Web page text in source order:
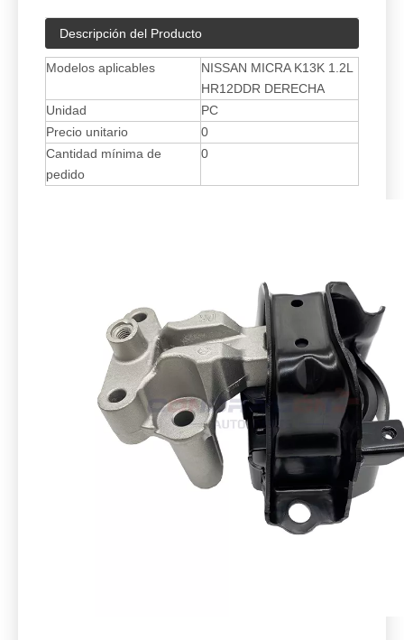
Descripción del Producto
Modelos aplicables
NISSAN MICRA K13K 1.2L
HR12DDR DERECHA
Unidad
PC
Precio unitario
0
Cantidad mínima de
pedido
0